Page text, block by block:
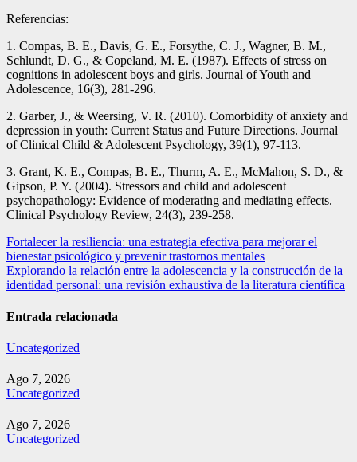
Referencias:
1. Compas, B. E., Davis, G. E., Forsythe, C. J., Wagner, B. M.,
Schlundt, D. G., & Copeland, M. E. (1987). Effects of stress on
cognitions in adolescent boys and girls. Journal of Youth and
Adolescence, 16(3), 281-296.
2. Garber, J., & Weersing, V. R. (2010). Comorbidity of anxiety and
depression in youth: Current Status and Future Directions. Journal
of Clinical Child & Adolescent Psychology, 39(1), 97-113.
3. Grant, K. E., Compas, B. E., Thurm, A. E., McMahon, S. D., &
Gipson, P. Y. (2004). Stressors and child and adolescent
psychopathology: Evidence of moderating and mediating effects.
Clinical Psychology Review, 24(3), 239-258.
Navegación
de
entradas
Fortalecer la resiliencia: una estrategia efectiva para mejorar el
bienestar psicológico y prevenir trastornos mentales
Explorando la relación entre la adolescencia y la construcción de la
identidad personal: una revisión exhaustiva de la literatura científica
Entrada relacionada
Uncategorized
Ago 7, 2026
Uncategorized
Ago 7, 2026
Uncategorized